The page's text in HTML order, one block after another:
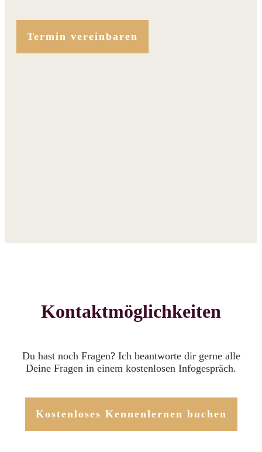
Termin vereinbaren
Kontaktmöglichkeiten
Du hast noch Fragen? Ich beantworte dir gerne alle
Deine Fragen in einem kostenlosen Infogespräch.
Kostenloses Kennenlernen buchen